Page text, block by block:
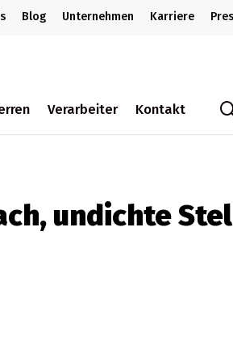
Blog Unternehmen Karriere
Verarbeiter Kontakt
undichte